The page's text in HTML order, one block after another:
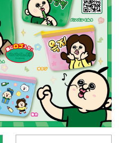
（公
式）のI
nstag
ramは
こちら